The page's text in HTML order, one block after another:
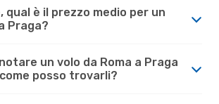
qual è il prezzo medio per un
Praga?
un volo da Roma a Praga
posso trovarli?